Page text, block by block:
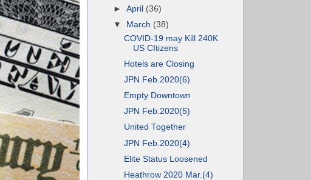
►April (36)
▼
March (38)
COVID-19 may Kill 240K
US CItizens
Hotels are Closing
JPN Feb.2020(6)
Empty Downtown
JPN Feb.2020(5)
United Together
JPN Feb.2020(4)
Elite Status Loosened
Heathrow 2020 Mar.(4)